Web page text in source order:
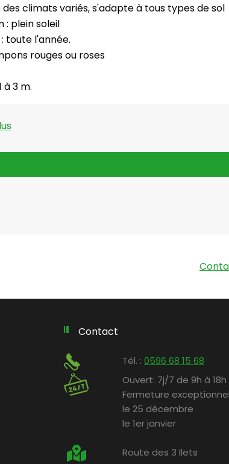
climats variés, s'adapte à tous types de sol
: plein soleil
toute l'année.
rouges ou roses
à 3 m.
Contact
Tél. : 0596 68 15 68
Ouvert: 7j/7 de 9h à 18h
Fermeture
le 25 décembre
le 1er janvier
Route des 3 Ilets